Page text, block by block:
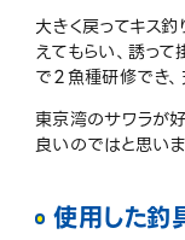
大きく戻ってキス
えてもらい、誘って
で２魚種研修でき、
東京湾のサワラが
良いのではと思い
使用した釣